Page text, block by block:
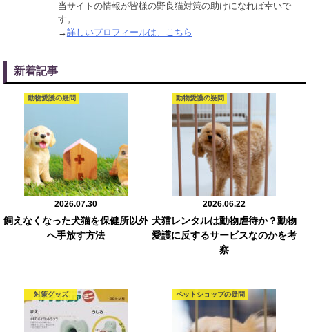
当サイトの情報が皆様の野良猫対策の助けになれば幸いで
す。
→詳しいプロフィールは、こちら
新着記事
動物愛護の疑問
2026.07.30
飼えなくなった犬猫を保健所以外
へ手放す方法
動物愛護の疑問
2026.06.22
犬猫レンタルは動物虐待か？動物
愛護に反するサービスなのかを考
察
対策グッズ ペットショップの疑問